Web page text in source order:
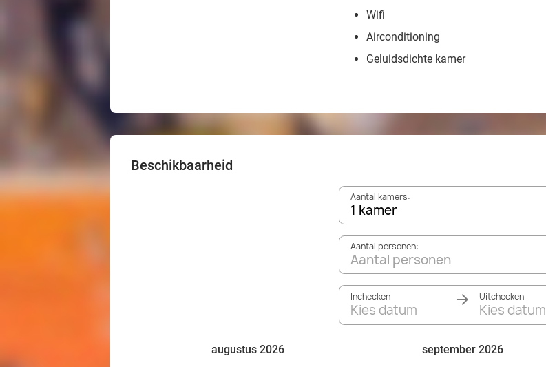
Wifi
Airconditioning
Geluidsdichte kamer
Beschikbaarheid
Aantal kamers:
1 kamer
Aantal personen:
Aantal personen
Inchecken
Kies datum
Uitchecken
Kies datum
augustus 2026
september 2026